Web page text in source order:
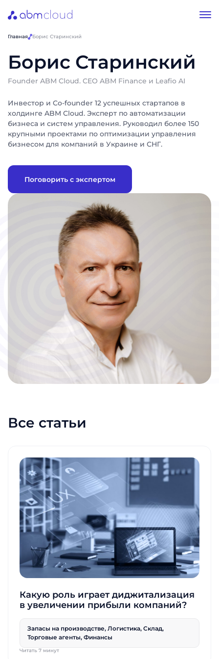
Главная Борис Старинский
Борис Старинский
Founder ABM Cloud. CEO ABM Finance и Leafio AI
Инвестор и Co-founder 12 успешных стартапов в
холдинге ABM Cloud. Эксперт по автоматизации
бизнеса и систем управления. Руководил более 150
крупными проектами по оптимизации управления
бизнесом для компаний в Украине и СНГ.
Поговорить с экспертом
Заказать
Все статьи
Какую роль играет диджитализация
в увеличении прибыли компаний?
Запасы на производстве, Логистика, Склад,
Торговые агенты, Финансы
Читать 7 минут